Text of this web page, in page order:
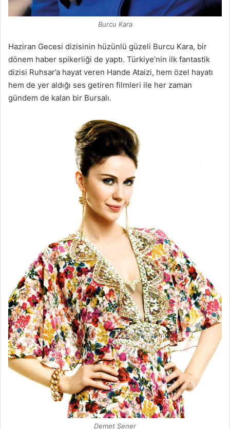
Burcu Kara
Haziran Gecesi dizisinin hüzünlü güzeli Burcu Kara, bir
dönem haber spikerliği de yaptı. Türkiye’nin ilk fantastik
dizisi Ruhsar’a hayat veren Hande Ataizi, hem özel hayatı
hem de yer aldığı ses getiren filmleri ile her zaman
gündem de kalan bir Bursalı.
Demet Şener